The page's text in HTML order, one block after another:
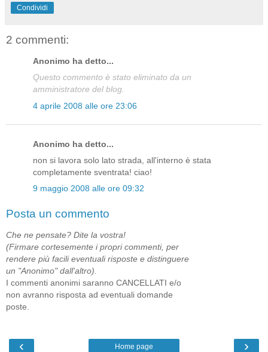
Condividi
2 commenti:
Anonimo ha detto...
Questo commento è stato eliminato da un
amministratore del blog.
4 aprile 2008 alle ore 23:06
Anonimo ha detto...
non si lavora solo lato strada, all'interno è stata
completamente sventrata! ciao!
9 maggio 2008 alle ore 09:32
Posta un commento
Che ne pensate? Dite la vostra!
(Firmare cortesemente i propri commenti, per
rendere più facili eventuali risposte e distinguere
un "Anonimo" dall'altro).
I commenti anonimi saranno CANCELLATI e/o
non avranno risposta ad eventuali domande
poste.
‹ ›
Home page